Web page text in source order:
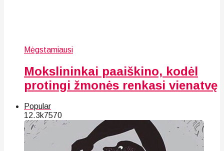
Mėgstamiausi
Mokslininkai paaiškino, kodėl
protingi žmonės renkasi vienatvę
Popular
12.3k7570